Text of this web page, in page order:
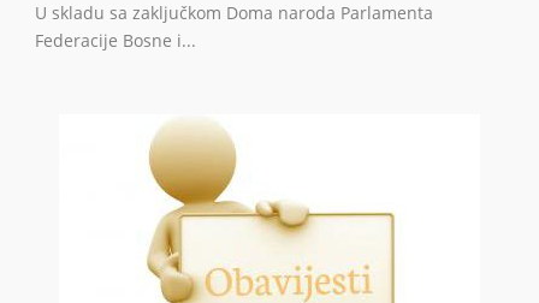
U skladu sa zaključkom Doma naroda Parlamenta
Federacije Bosne i...